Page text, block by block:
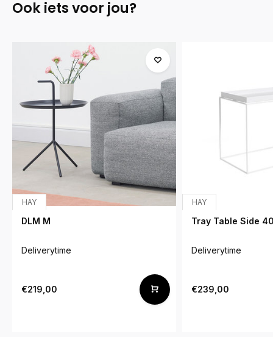
Ook iets voor jou?
HAY
DLM M
Deliverytime
€219,00
HAY
Tray Table Side
Deliverytime
€239,00